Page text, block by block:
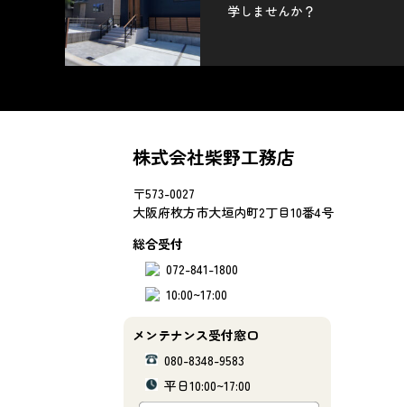
学しませんか？
株式会社柴野工務店
〒573-0027
大阪府枚方市大垣内町2丁目10番4号
総合受付
072-841-1800
10:00~17:00
メンテナンス受付窓口
080-8348-9583
平日10:00~17:00